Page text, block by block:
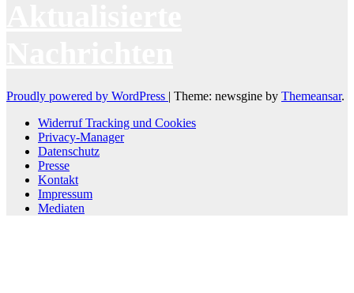
Proudly powered by WordPress | Theme: newsgine by Themeansar.
Widerruf Tracking und Cookies
Privacy-Manager
Datenschutz
Presse
Kontakt
Impressum
Mediaten